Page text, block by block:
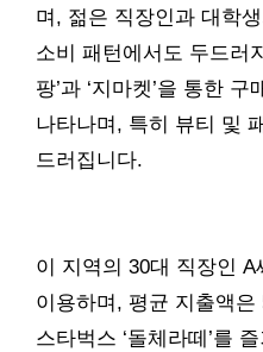
며, 젊은 직장인과 대학
소비 패턴에서도 두드러
팡’과 ‘지마켓’을 통한
나타나며, 특히 뷰티 및
드러집니다.
이 지역의 30대 직장인
이용하며, 평균 지출액
스타벅스 ‘돌체라떼’를